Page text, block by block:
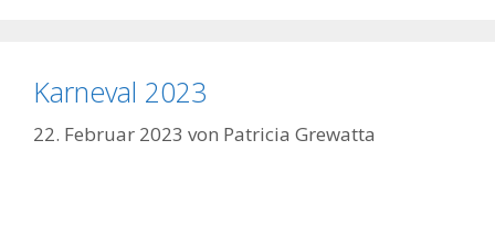
Karneval 2023
22. Februar 2023 von Patricia Grewatta